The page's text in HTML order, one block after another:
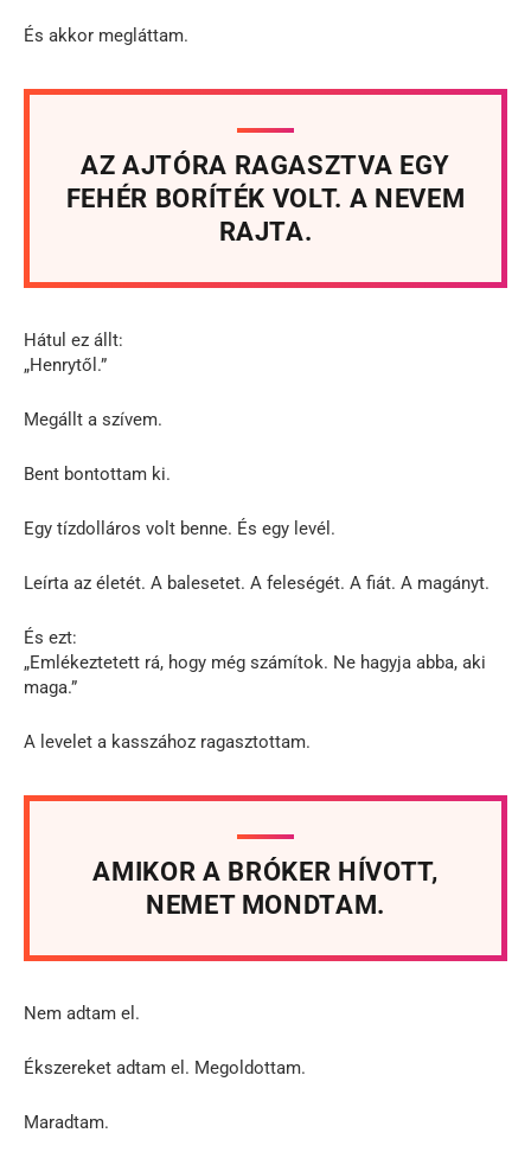
És akkor megláttam.
AZ AJTÓRA RAGASZTVA EGY
FEHÉR BORÍTÉK VOLT. A NEVEM
RAJTA.
Hátul ez állt:
„Henrytől.”
Megállt a szívem.
Bent bontottam ki.
Egy tízdolláros volt benne. És egy levél.
Leírta az életét. A balesetet. A feleségét. A fiát. A magányt.
És ezt:
„Emlékeztetett rá, hogy még számítok. Ne hagyja abba, aki
maga.”
A levelet a kasszához ragasztottam.
AMIKOR A BRÓKER HÍVOTT,
NEMET MONDTAM.
Nem adtam el.
Ékszereket adtam el. Megoldottam.
Maradtam.